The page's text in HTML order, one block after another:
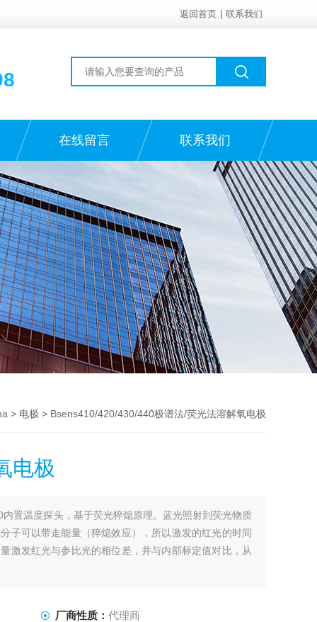
返回首页 联系我们
在线留言 联系我们
> 电极 > Bsens410/420/430/440极谱法/荧光法溶解氧电极
电极
置温度探头，基于荧光猝熄原理。蓝光照射到荧光物质
子可以带走能量（猝熄效应），所以激发的红光的时间
激发红光与参比光的相位差，并与内部标定值对比，从
厂商性质： 代理商